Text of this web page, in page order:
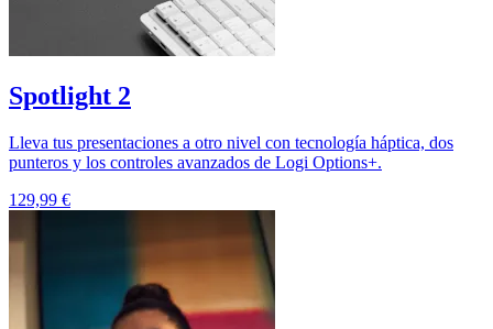
Spotlight 2
Lleva tus presentaciones a otro nivel con tecnología háptica, dos
punteros y los controles avanzados de Logi Options+.
129,99 €